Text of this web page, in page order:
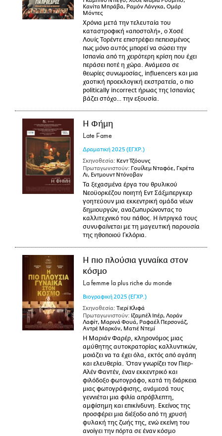
Κανίτα Μπράβα, Ραμόν Λάνγκα, Ομάρ
Μόντες
Χρόνια μετά την τελευταία του
καταστροφική «αποστολή», ο Χοσέ
Λουίς Τορέντε επιστρέφει πεπεισμένος
πως μόνο αυτός μπορεί να σώσει την
Ισπανία από τη χειρότερη κρίση που έχει
περάσει ποτέ η χώρα. Ανάμεσα σε
θεωρίες συνωμοσίας, influencers και μια
χαοτική προεκλογική εκστρατεία, ο πιο
politically incorrect ήρωας της Ισπανίας
βάζει στόχο… την εξουσία.
Η Φήμη
Late Fame
Δραματική 2025 (ΕΓΧΡ.)
Σκηνοθεσία: Κεντ Τζόουνς
Πρωταγωνιστούν: Γουίλεμ Νταφόε, Γκρέτα
Λι, Εντμουντ Ντόνοβαν
Τα ξεχασμένα έργα του θρυλικού
Νεοϋορκέζου ποιητή Εντ Σάξμπεργκερ
γοητεύουν μια εκκεντρική ομάδα νέων
δημιουργών, αναζωπυρώνοντας το
καλλιτεχνικό του πάθος. Η ίντριγκά τους
συνυφαίνεται με τη μαγευτική παρουσία
της ηθοποιού Γκλόρια.
Η πιο πλούσια γυναίκα στον
κόσμο
La femme la plus riche du monde
Βιογραφική 2025 (ΕΓΧΡ.)
Σκηνοθεσία: Τιερί Κλιφά
Πρωταγωνιστούν: Ιζαμπέλ Ιπέρ, Λοράν
Λαφίτ, Μαρινά Φουά, Ραφαέλ Περσονάζ,
Αντρέ Μαρκόν, Ματιέ Ντεμί
Η Μαριάν Φαρέρ, κληρονόμος μιας
αμύθητης αυτοκρατορίας καλλυντικών,
μοιάζει να τα έχει όλα, εκτός από αγάπη
και ελευθερία. Όταν γνωρίζει τον Πιερ-
Αλέν Φαντέν, έναν εκκεντρικό και
φιλόδοξο φωτογράφο, κατά τη διάρκεια
μιας φωτογράφισης, ανάμεσά τους
γεννιέται μια φιλία απρόβλεπτη,
αμφίσημη και επικίνδυνη. Εκείνος της
προσφέρει μια διέξοδο από τη χρυσή
φυλακή της ζωής της, ενώ εκείνη του
ανοίγει την πόρτα σε έναν κόσμο